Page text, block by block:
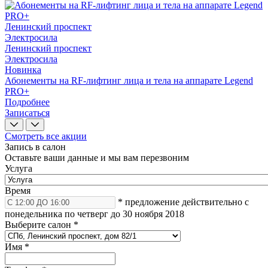
Ленинский проспект
Электросила
Ленинский проспект
Электросила
Новинка
Абонементы на RF-лифтинг лица и тела на аппарате Legend
PRO+
Подробнее
Записаться
Смотреть все акции
Запись в салон
Оставьте ваши данные и мы вам перезвоним
Услуга
Время
* предложение действительно с
понедельника по четверг до 30 ноября 2018
Выберите салон *
Имя *